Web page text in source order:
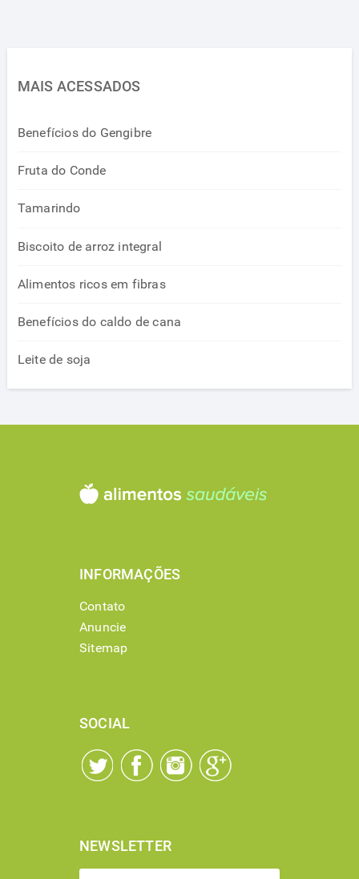
MAIS ACESSADOS
Benefícios do Gengibre
Fruta do Conde
Tamarindo
Biscoito de arroz integral
Alimentos ricos em fibras
Benefícios do caldo de cana
Leite de soja
INFORMAÇÕES
Contato
Anuncie
Sitemap
SOCIAL
NEWSLETTER